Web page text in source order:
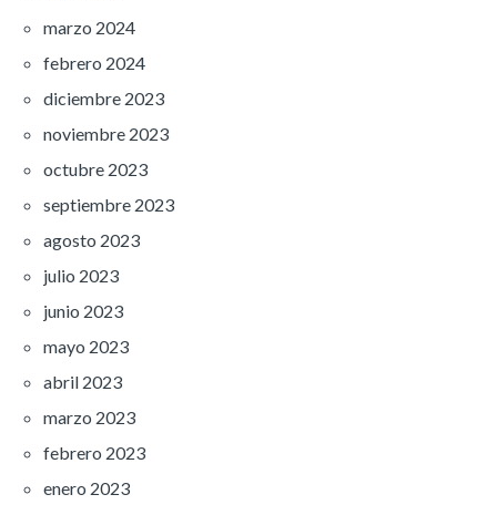
marzo 2024
febrero 2024
diciembre 2023
noviembre 2023
octubre 2023
septiembre 2023
agosto 2023
julio 2023
junio 2023
mayo 2023
abril 2023
marzo 2023
febrero 2023
enero 2023